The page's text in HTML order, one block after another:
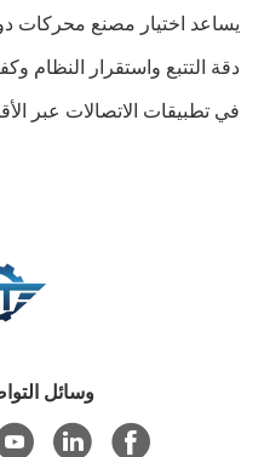
يساعد اختيار مصنع محركات
دقة التتبع واستقرار النظام
في تطبيقات الاتصالات عبر
وسائل